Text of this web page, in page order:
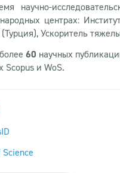
научно-
центрах:
(Турция), Ускоритель
60 научных
Scopus и WoS.